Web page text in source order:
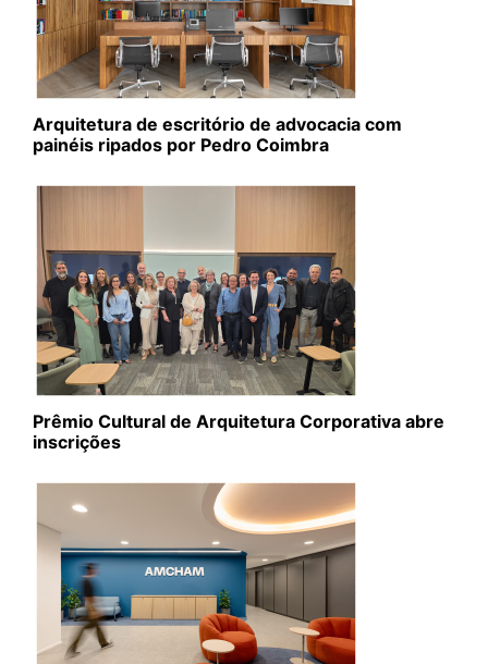
Arquitetura de escritório de advocacia com
painéis ripados por Pedro Coimbra
Prêmio Cultural de Arquitetura Corporativa abre
inscrições